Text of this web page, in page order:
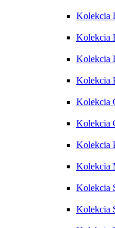
Kolekcia
Kolekcia
Kolekcia
Kolekcia
Kolekcia
Kolekcia
Kolekcia
Kolekcia
Kolekcia
Kolekcia